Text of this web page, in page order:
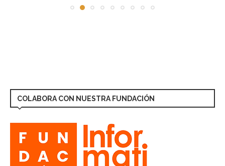
COLABORA CON NUESTRA FUNDACIÓN